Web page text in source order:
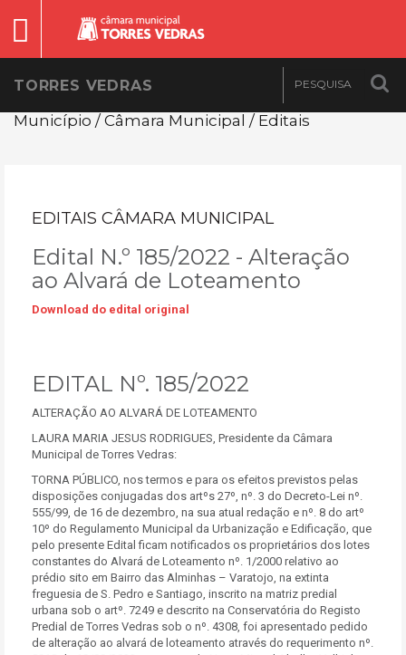
TORRES VEDRAS
Município / Câmara Municipal / Editais
EDITAIS CÂMARA MUNICIPAL
Edital N.º 185/2022 - Alteração
ao Alvará de Loteamento
Download do edital original
EDITAL Nº. 185/2022
ALTERAÇÃO AO ALVARÁ DE LOTEAMENTO
LAURA MARIA JESUS RODRIGUES, Presidente da Câmara
Municipal de Torres Vedras:
TORNA PÚBLICO, nos termos e para os efeitos previstos pelas
disposições conjugadas dos artºs 27º, nº. 3 do Decreto-Lei nº.
555/99, de 16 de dezembro, na sua atual redação e nº. 8 do artº
10º do Regulamento Municipal da Urbanização e Edificação, que
pelo presente Edital ficam notificados os proprietários dos lotes
constantes do Alvará de Loteamento nº. 1/2000 relativo ao
prédio sito em Bairro das Alminhas – Varatojo, na extinta
freguesia de S. Pedro e Santiago, inscrito na matriz predial
urbana sob o artº. 7249 e descrito na Conservatória do Registo
Predial de Torres Vedras sob o nº. 4308, foi apresentado pedido
de alteração ao alvará de loteamento através do requerimento nº.